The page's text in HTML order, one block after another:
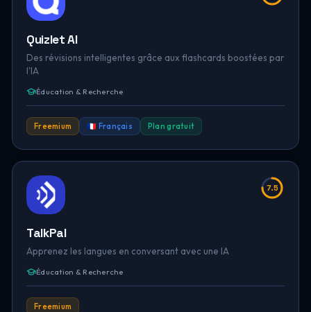
Quizlet AI
Des révisions intelligentes grâce aux flashcards boostées par
l'IA
Éducation & Recherche
Freemium 🇫🇷 Français Plan gratuit
7.5
TalkPal
Apprenez les langues en conversant avec une IA
Éducation & Recherche
Freemium